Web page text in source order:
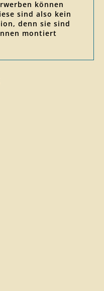
können
sind also kein
denn sie sind
montiert